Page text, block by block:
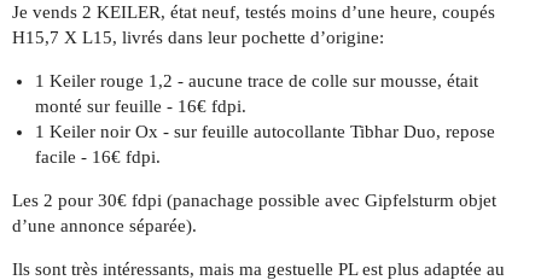
Je vends 2 KEILER, état neuf, testés moins d’une heure, coupés
H15,7 X L15, livrés dans leur pochette d’origine:
1 Keiler rouge 1,2 - aucune trace de colle sur mousse, était
monté sur feuille - 16€ fdpi.
1 Keiler noir Ox - sur feuille autocollante Tibhar Duo, repose
facile - 16€ fdpi.
Les 2 pour 30€ fdpi (panachage possible avec Gipfelsturm objet
d’une annonce séparée).
Ils sont très intéressants, mais ma gestuelle PL est plus adaptée au